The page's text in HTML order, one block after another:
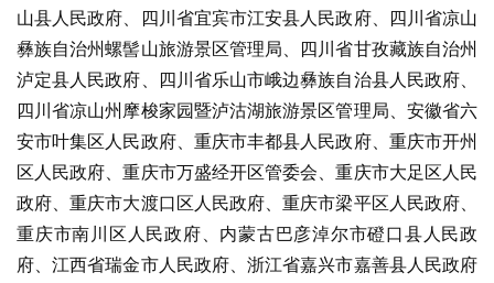
山县人民政府、四川省宜宾市江安县人民政府、四川省凉山
彝族自治州螺髻山旅游景区管理局、四川省甘孜藏族自治州
泸定县人民政府、四川省乐山市峨边彝族自治县人民政府、
四川省凉山州摩梭家园暨泸沽湖旅游景区管理局、安徽省六
安市叶集区人民政府、重庆市丰都县人民政府、重庆市开州
区人民政府、重庆市万盛经开区管委会、重庆市大足区人民
政府、重庆市大渡口区人民政府、重庆市梁平区人民政府、
重庆市南川区人民政府、内蒙古巴彦淖尔市磴口县人民政
府、江西省瑞金市人民政府、浙江省嘉兴市嘉善县人民政府